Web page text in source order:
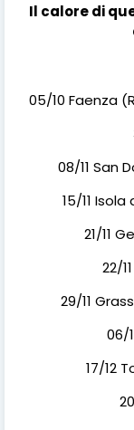
Il calore di
05/10 Faenza
08/11 San
15/11
21/11
22/
29/11
06/
17/12